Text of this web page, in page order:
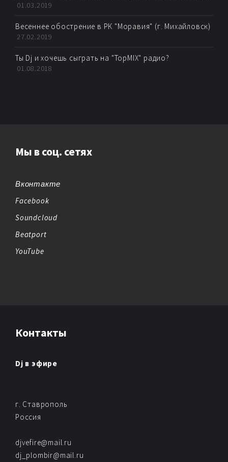
01.03.2019
Весеннее обострение в РК "Моравия" (г. Михайловск)
27.02.2019
Ты Dj и хочешь сыграть на "TopMIX" радио?
01.08.2018
Мы в соц. сетях
Вконтакте
Facebook
Soundcloud
Beatport
YouTube
Контакты
Dj в эфире
г. Ставрополь
Россия
djvefire@mail.ru
dj_plombir@mail.ru